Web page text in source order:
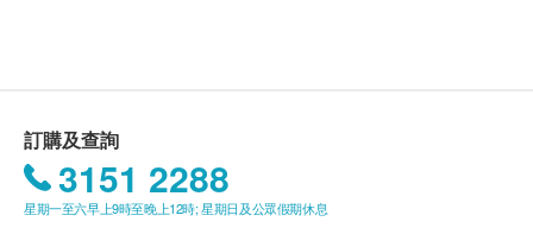
糖尿
空腹血糖
糖化血色素
報告
進行健康檢查後，一般情況下，需大概7個工作天跟
訂購及查詢
3151 2288
星期一至六早上9時至晚上12時; 星期日及公眾假期休息